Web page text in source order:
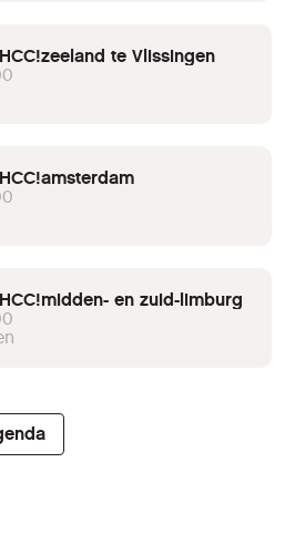
te Vlissingen
en zuid-limburg